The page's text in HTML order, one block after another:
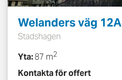
Welanders väg 12A
Stadshagen
Yta:87 m2
Kontakta för offert